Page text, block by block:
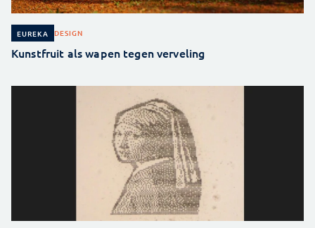
EUREKA DESIGN
Kunstfruit als wapen tegen verveling